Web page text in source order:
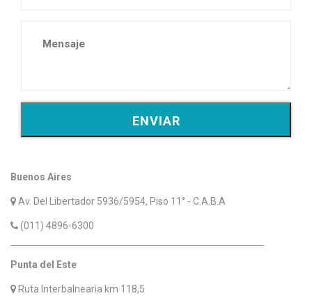
Buenos Aires
Av. Del Libertador 5936/5954, Piso 11° - C.A.B.A
(011) 4896-6300
Punta del Este
Ruta Interbalnearia km 118,5